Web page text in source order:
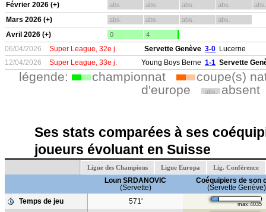
Février 2026 (+) abs. abs. abs. abs. abs.
Mars 2026 (+) abs. abs. abs. abs.
Avril 2026 (+) 0 4
06/04/2026 Super League, 32e j. Servette Genève 3-0 Lucerne
12/04/2026
Super League, 33e j. Young Boys Berne 1-1 Servette
légende: championnat
coupe(s)
d'europe
abs. absent
Ses stats comparées à ses
joueurs évoluant en Suisse
Ligue des Champions Ligue Europa Lig. Conférence
Loun SRDANOVIC
(Servette)
Coéquipiers de son
(Servette Genève)
Temps de jeu
571' max:4035